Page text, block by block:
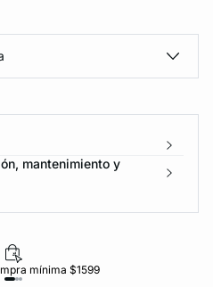
mantenimiento y
mínima $1599